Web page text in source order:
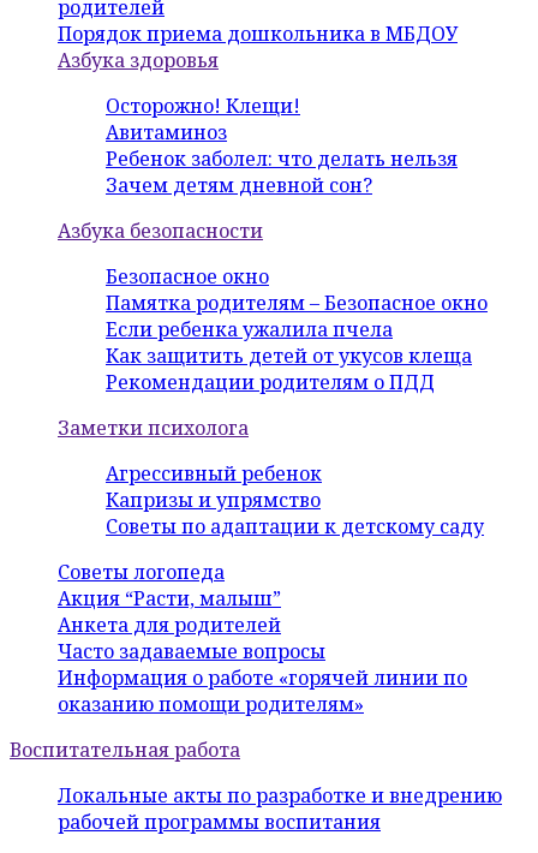
родителей
Порядок приема дошкольника в МБДОУ
Азбука здоровья
Осторожно! Клещи!
Авитаминоз
Ребенок заболел: что делать нельзя
Зачем детям дневной сон?
Азбука безопасности
Безопасное окно
Памятка родителям – Безопасное окно
Если ребенка ужалила пчела
Как защитить детей от укусов клеща
Рекомендации родителям о ПДД
Заметки психолога
Агрессивный ребенок
Капризы и упрямство
Советы по адаптации к детскому саду
Советы логопеда
Акция “Расти, малыш”
Анкета для родителей
Часто задаваемые вопросы
Информация о работе «горячей линии по
оказанию помощи родителям»
Воспитательная работа
Локальные акты по разработке и внедрению
рабочей программы воспитания